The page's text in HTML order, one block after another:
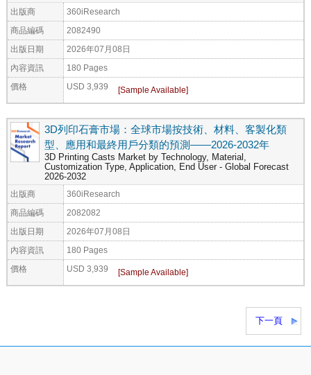
出版商 360iResearch
商品編碼 2082490
出版日期 2026年07月08日
內容資訊 180 Pages
價格 USD 3,939
3D列印石膏市場：全球市場按技術、材料、客製化類
型、應用和最終用戶分類的預測——2026-2032年
3D Printing Casts Market by Technology, Material,
Customization Type, Application, End User - Global Forecast
2026-2032
出版商 360iResearch
商品編碼 2082082
出版日期 2026年07月08日
內容資訊 180 Pages
價格 USD 3,939
下一頁